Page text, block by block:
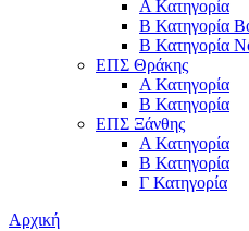
Α Κατηγορία
Β Κατηγορία
Β Κατηγορία
ΕΠΣ Θράκης
Α Κατηγορία
Β Κατηγορία
ΕΠΣ Ξάνθης
Α Κατηγορία
Β Κατηγορία
Γ Κατηγορία
Αρχική